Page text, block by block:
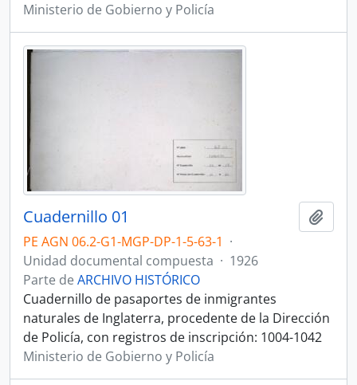
Ministerio de Gobierno y Policía
Cuadernillo 01
PE AGN 06.2-G1-MGP-DP-1-5-63-1 ·
Unidad documental compuesta · 1926
Parte de ARCHIVO HISTÓRICO
Cuadernillo de pasaportes de inmigrantes
naturales de Inglaterra, procedente de la Dirección
de Policía, con registros de inscripción: 1004-1042
Ministerio de Gobierno y Policía